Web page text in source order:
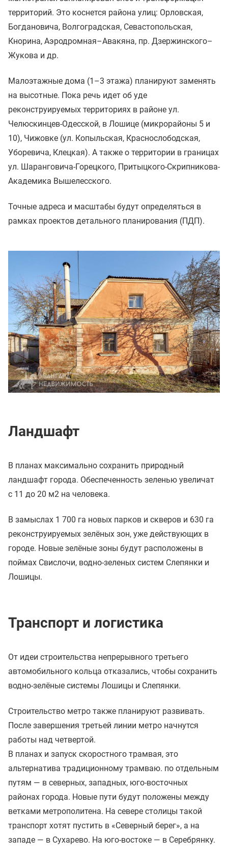
территорий. Это коснется района улиц: Орловская,
Богдановича, Волгоградская, Севастопольская,
Кнорина, Аэродромная–Авакяна, пр. Дзержинского–
Жукова и др.
Малоэтажные дома (1–3 этажа) планируют заменять
на высотные. Пока речь идет об уде
реконструируемых территориях в районе ул.
Челюскинцев-Одесской, в Лошице (микрорайоны 5 и
10), Чижовке (ул. Копыльская, Краснослободская,
Уборевича, Клецкая). А также о территории в границах
ул. Шаранговича-Горецкого, Притыцкого-Скрипникова-
Академика Вышелесского.
Точные адреса и масштабы будут определяться в
рамках проектов детального планирования (ПДП).
Ландшафт
В планах максимально сохранить природный
ландшафт города. Обеспеченность зеленью увеличат
с 11 до 20 м2 на человека.
В замыслах 1 700 га новых парков и скверов и 630 га
реконструируемых зелёных зон, уже действующих в
городе. Новые зелёные зоны будут расположены в
поймах Свислочи, водно-зеленых систем Слепянки и
Лошицы.
Транспорт и логистика
От идеи строительства непрерывного третьего
автомобильного кольца отказались, чтобы сохранить
водно-зелёные системы Лошицы и Слепянки.
Строительство метро также планируют развивать.
После завершения третьей линии метро начнутся
работы над четвертой.
В планах и запуск скоростного трамвая, это
альтернатива традиционному трамваю. по отдельным
путям — в северных, западных, юго-восточных
районах города. Новые пути будут положены между
ветками метрополитена. На севере столицы такой
транспорт хотят пустить в «Северный берег», а на
западе — в Сухарево. На юго-востоке — в Серебрянку.